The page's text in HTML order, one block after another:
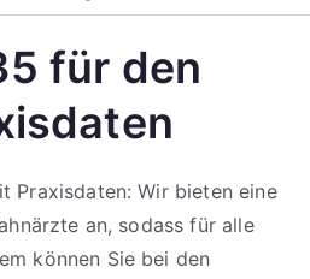
für den
Praxisdaten: Wir bieten eine
an, sodass für alle
können Sie bei den